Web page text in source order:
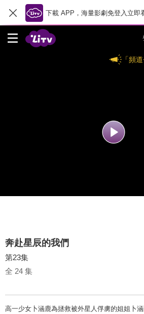
下載 APP，海量影劇免登入立即
「頻
奔赴星辰的我們
第23集
全 24 集
高一少女卜涵鹿為拯救被外星人俘虜的姐姐卜涵